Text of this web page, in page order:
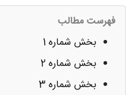
فهرست مطالب
بخش شماره 1
بخش شماره 2
بخش شماره 3